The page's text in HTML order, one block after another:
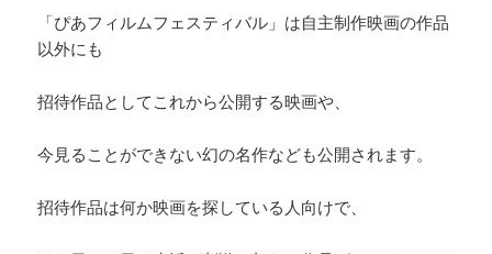
「ぴあフィルムフェスティバル」は自主制作映画の作品
以外にも
招待作品としてこれから公開する映画や、
今見ることができない幻の名作なども公開されます。
招待作品は何か映画を探している人向けで、